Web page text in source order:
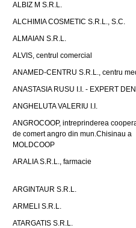
ALBIZ M S.R.L.
ALCHIMIA COSMETIC S.R.L., S.C.
ALMAIAN S.R.L.
ALVIS, centrul comercial
ANAMED-CENTRU S.R.L., centru
ANASTASIA RUSU I.I. - EXPERT
ANGHELUTA VALERIU I.I.
ANGROCOOP, intreprinderea
de comert angro din mun.Chisinau a
MOLDCOOP
ARALIA S.R.L., farmacie
ARGINTAUR S.R.L.
ARMELI S.R.L.
ATARGATIS S.R.L.